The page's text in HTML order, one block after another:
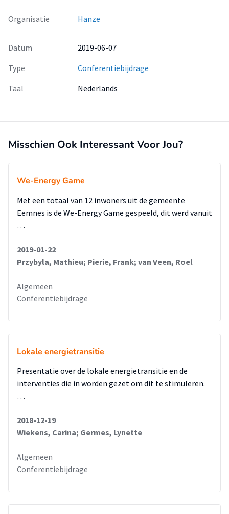
Organisatie Hanze
Datum
2019-06-07
Type
Conferentiebijdrage
Taal
Nederlands
Misschien Ook Interessant Voor Jou?
We-Energy Game
Met een totaal van 12 inwoners uit de gemeente
Eemnes is de We-Energy Game gespeeld, dit werd vanuit
…
2019-01-22
Przybyla, Mathieu; Pierie, Frank; van Veen, Roel
Algemeen
Conferentiebijdrage
Lokale energietransitie
Presentatie over de lokale energietransitie en de
interventies die in worden gezet om dit te stimuleren.
…
2018-12-19
Wiekens, Carina; Germes, Lynette
Algemeen
Conferentiebijdrage